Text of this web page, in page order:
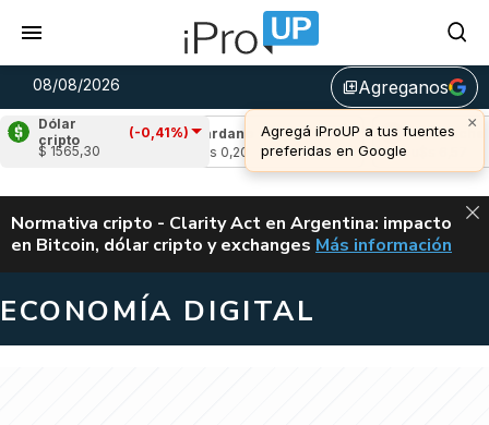
08/08/2026 library_addAgreganos
×
Agregá iProUP a tus fuentes
preferidas en Google
Dólar
cripto
(-0,41%)
$ 1565,30
0,74%) Cardano (-0,04%)
u$s 0,20
Avalanche
u$s 6,57
ALERTA
Normativa cripto - Clarity Act en Argentina: impacto
en Bitcoin, dólar cripto y exchanges CLARITY ACT EN
Más información
ECONOMÍA DIGITAL